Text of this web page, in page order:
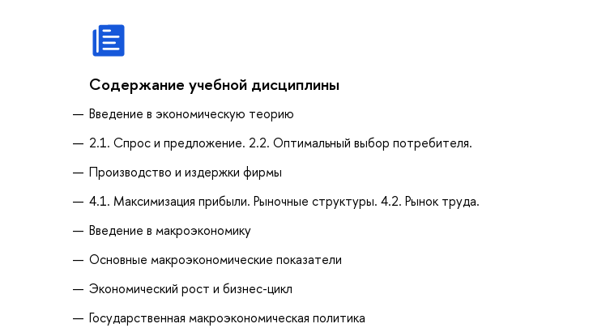
Содержание учебной дисциплины
Введение в экономическую теорию
2.1. Спрос и предложение. 2.2. Оптимальный выбор потребителя.
Производство и издержки фирмы
4.1. Максимизация прибыли. Рыночные структуры. 4.2. Рынок труда.
Введение в макроэкономику
Основные макроэкономические показатели
Экономический рост и бизнес-цикл
Государственная макроэкономическая политика